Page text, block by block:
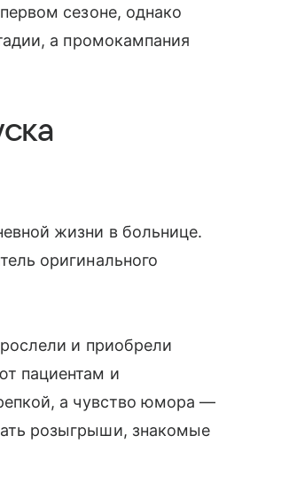
сезоне, однако
а промокампания
жизни в больнице.
оригинального
и приобрели
пациентам и
а чувство юмора —
розыгрыши, знакомые